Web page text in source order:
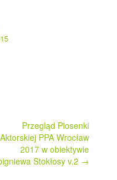
Przegląd Piosenki
Aktorskiej PPA Wrocław
2017 w obiektywie
Stokłosy v.2 →